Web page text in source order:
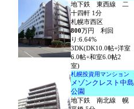
地下鉄 東西線 二
十四軒 1分
札幌市西区
800万円 利回
り:6.64%
3DK(DK10.0帖+洋室
6.0帖+和室6.0帖2
室)
札幌投資用マンション
メゾンクレスト中島
公園
地下鉄 南北線 幌